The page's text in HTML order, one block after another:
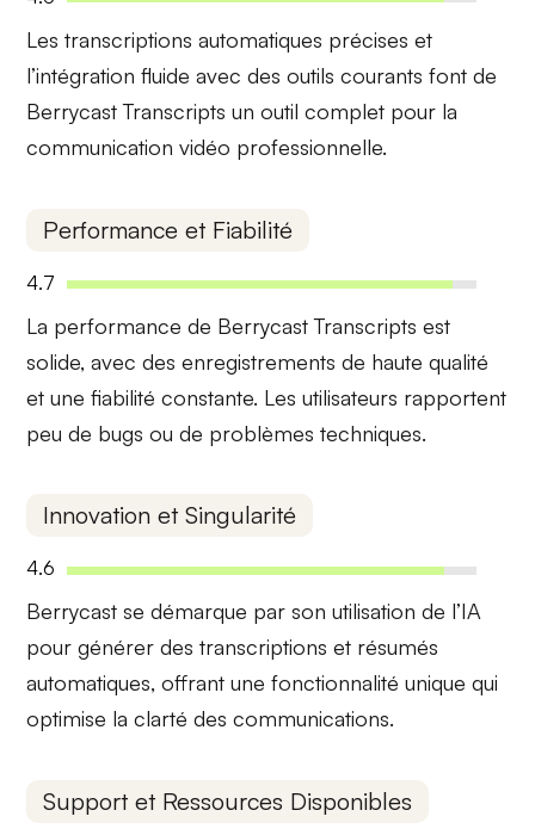
Lestranscriptions automatiques précises et
l’intégration fluide avec des outils courants font de
Berrycast Transcripts unoutil complet pour la
communication vidéo professionnelle.
Performance et Fiabilité
4.7
La performance de Berrycast Transcripts est
solide, avec des enregistrements de haute qualité
et une fiabilité constante. Les utilisateurs rapportent
peu de bugs ou de problèmes techniques.
Innovation et Singularité
4.6
Berrycast se démarque par sonutilisation de l’IA
pour générer des transcriptions et résumés
automatiques, offrant une fonctionnalité unique qui
optimise la clarté des communications.
Support et Ressources Disponibles